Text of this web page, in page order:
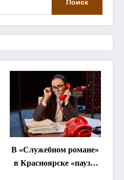
В «Служебном романе»
в Красноярске «паузы